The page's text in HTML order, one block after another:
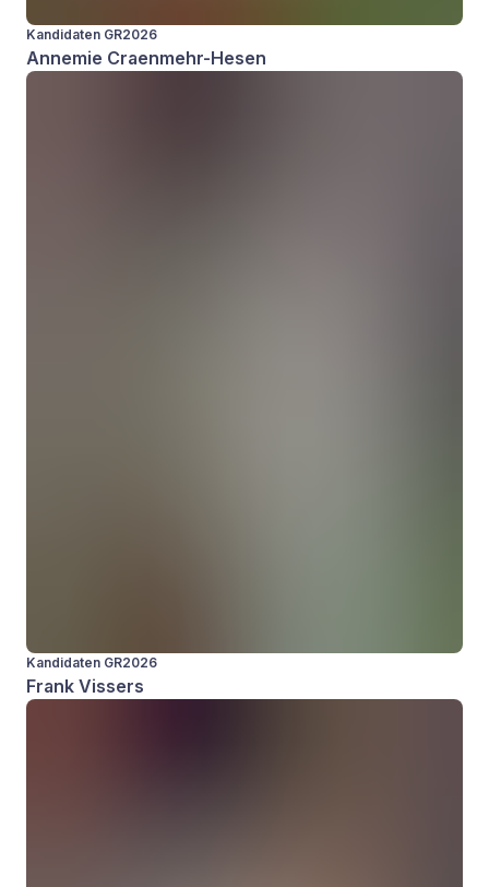
Kandidaten GR2026
Annemie Craenmehr-Hesen
Kandidaten GR2026
Frank Vissers